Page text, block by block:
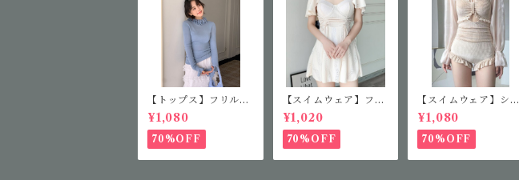
【トップス】フリルカ
ラーニット
¥1,080
70%OFF
【スイムウェア】フレ
アミニワンピース
¥1,020
70%OFF
【スイムウェア】シア
ースリーブフリルワン
ピース
¥1,080
70%OFF